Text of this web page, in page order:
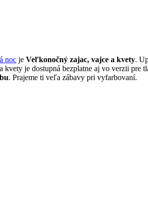
noc je Veľkonočný zajac, vajce a kvety.
je dostupná bezplatne aj vo verzii
. Prajeme ti veľa zábavy pri vyfarbovaní.